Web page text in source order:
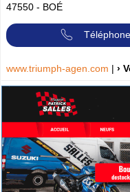
47550 - BOÉ
Téléphone
www.triumph-agen.com | ›